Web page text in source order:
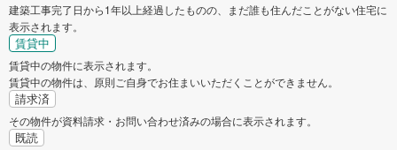
建築工事完了日から1年以上経過したものの、まだ誰も住んだことがない住宅に
表示されます。
賃貸中
賃貸中の物件に表示されます。
賃貸中の物件は、原則ご自身でお住まいいただくことができません。
請求済
その物件が資料請求・お問い合わせ済みの場合に表示されます。
既読